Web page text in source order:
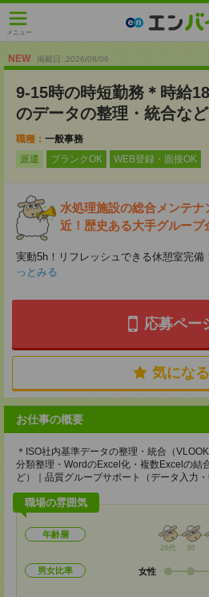
メニュー
NEW 掲載日 :2026/08/06
9-15時の時短勤務＊時給
のデータの整理・統合など
職種： 一般事務
派遣
ブランクOK WEB登録・面接OK
水処理施設の総合メンテ
近！歴史ある大手グループ
実動5h！リフレッシュできる休憩室完備
っとみる
応募ペー
気になる
お仕事の概要
＊ISO社内基準データの整理・統合（
分類整理・WordのExcel化・複数Excelの結
ど）｜品質グループサポート（データ入力
職場の雰囲気
年齢層
20代 30
男女比率 女性